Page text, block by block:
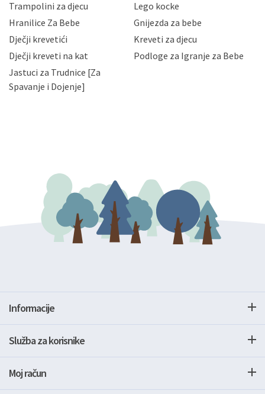
zaposlenicima kojima su isti potrebni radi provedbe
slučajevima koji su dozvoljeni zakonima. Napominjemo
da možete u svako doba, u potpunosti ili djelomice,
zatražiti prestanak aktivnosti obrade Vaših osobnih
podataka. Opoziv privole možete podnijeti poštom na
gore navedenu adresu ili e-mailom na adresu:
Trampolini za djecu
Lego kocke
Hranilice Za Bebe
Gnijezda za bebe
Dječji krevetići
Kreveti za djecu
Dječji kreveti na kat
Podloge za Igranje za Bebe
Jastuci za Trudnice [Za
Spavanje i Dojenje]
Informacije
Služba za korisnike
Moj račun